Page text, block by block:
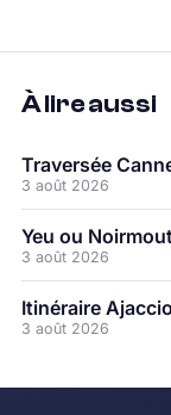
À lire aussi
Traversée
3 août 2026
Yeu ou
3 août 2026
Itinéraire
3 août 2026